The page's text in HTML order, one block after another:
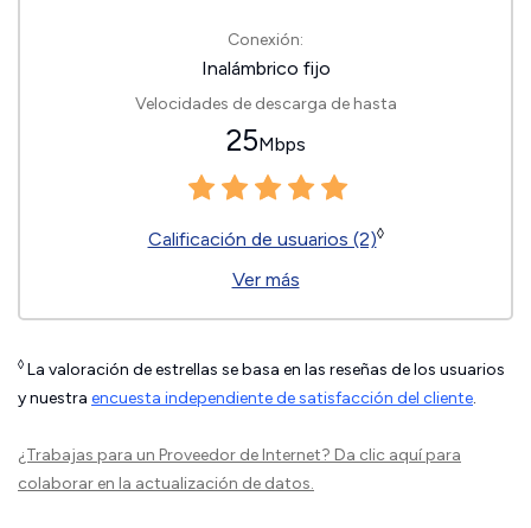
Conexión:
Inalámbrico fijo
Velocidades de descarga de hasta
25Mbps
Calificación de usuarios (2)◊
Ver más
◊ La valoración de estrellas se basa en las reseñas de los usuarios
y nuestra encuesta independiente de satisfacción del cliente.
¿Trabajas para un Proveedor de Internet? Da clic aquípara
colaborar en la actualización de datos.